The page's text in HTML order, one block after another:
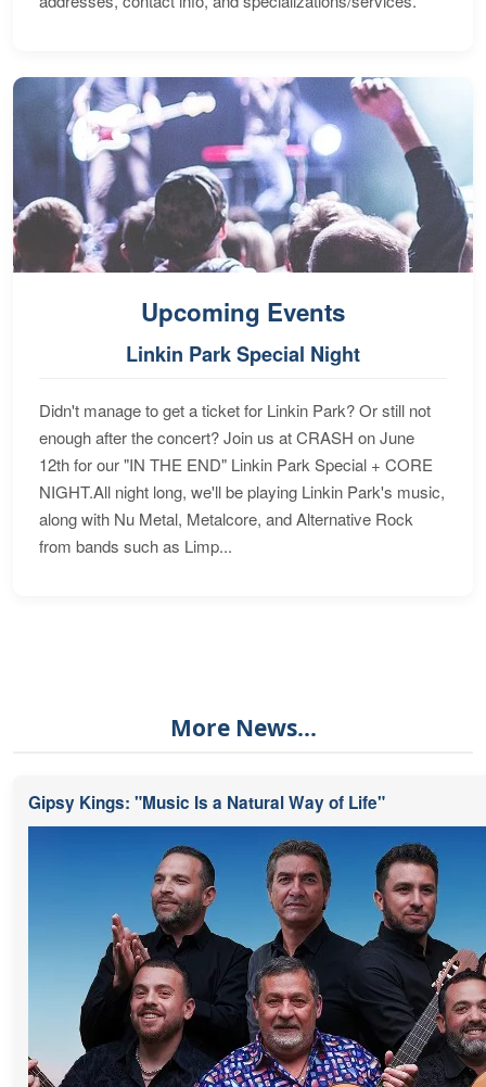
Upcoming Events
Linkin Park Special Night
Didn't manage to get a ticket for Linkin Park? Or still not
enough after the concert? Join us at CRASH on June
12th for our "IN THE END" Linkin Park Special + CORE
NIGHT.All night long, we'll be playing Linkin Park's music,
along with Nu Metal, Metalcore, and Alternative Rock
from bands such as Limp...
More News...
Gipsy Kings: "Music Is a Natural Way of Life"